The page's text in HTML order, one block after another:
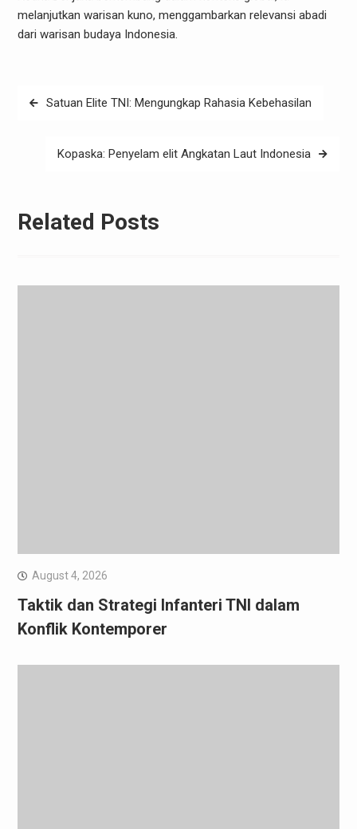
melanjutkan warisan kuno, menggambarkan relevansi abadi
dari warisan budaya Indonesia.
PostSatuan Elite TNI: Mengungkap Rahasia Kebehasilan
Kopaska: Penyelam elit Angkatan Laut Indonesia
Related Posts
August 4, 2026
Taktik dan Strategi Infanteri TNI dalam
Konflik Kontemporer